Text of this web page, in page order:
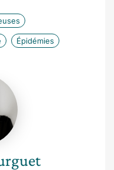
Épidémies